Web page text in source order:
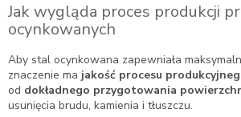
Jak wygląda proces produkcji
ocynkowanych
Aby stal ocynkowana zapewniała
znaczenie ma jakość procesu
od dokładnego przygotowania
usunięcia brudu, kamienia i tłuszczu.